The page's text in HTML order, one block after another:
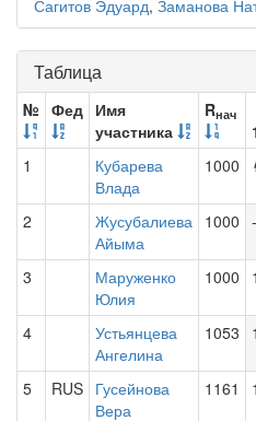
Сагитов Эдуард, Заманова
Таблица
№ Фед Имя
участника
Rнач
1
Кубарева
Влада
1000
2
Жусубалиева
Айыма
1000 -
3
Маруженко
Юлия
1000 1
4
Устьянцева
Ангелина
1053 1
5 RUS Гусейнова
Вера
1161 1